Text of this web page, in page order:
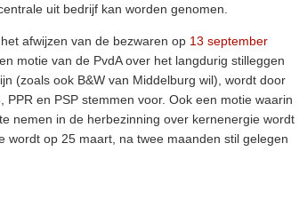
uit bedrijf kan worden genomen.
afwijzen van de bezwaren op 13 september
motie van de PvdA over het langdurig stilleggen
(zoals ook B&W van Middelburg wil), wordt door
en PSP stemmen voor. Ook een motie waarin
nemen in de herbezinning over kernenergie wordt
op 25 maart, na twee maanden stil gelegen